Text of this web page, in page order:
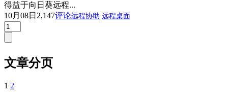
得益于向日葵远程...
10月08日 2,147评论远程协助 远程桌面
文章分页
1 2